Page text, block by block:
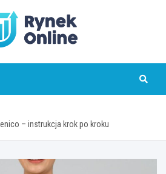
– instrukcja krok po kroku